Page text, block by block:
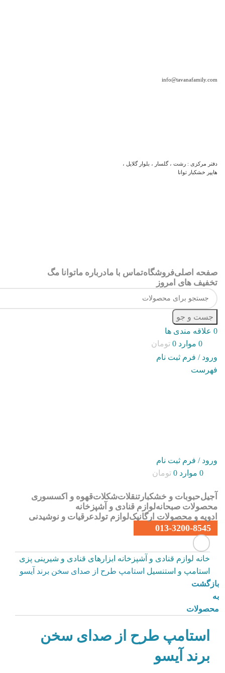
info@tavanafamily.com
دفتر مرکزی : رشت ، گلسار ، بلوار گلایل ،
هایپر خشکبار توانا
صفحه اصلیفروشگاهتماس با مادرباره ماتوانا مگ
تخفیف های امروز
جست و جو
0 علاقه مندی ها
0 موارد 0 تومان
ورود / فرم ثبت نام
فهرست
ورود / فرم ثبت نام
0 موارد 0 تومان
آجیلحبوبات و خشکبار تنقلاتشکلاتقهوه و اکسسوری
محصولات صبحانهلوازم قنادی و آشپزخانه
ادویه و محصولات ارگانیکلوازم تولدعرقیات و نوشیدنی
013-3200-8545
خانه لوازم قنادی و آشپزخانه ابزارهای قنادی و شیرینی پزی
استامپ و استنسیل استامپ طرح از صدای سخن برند آیسو
بازگشت
به
محصولات
استامپ طرح از صدای سخن
برند آیسو